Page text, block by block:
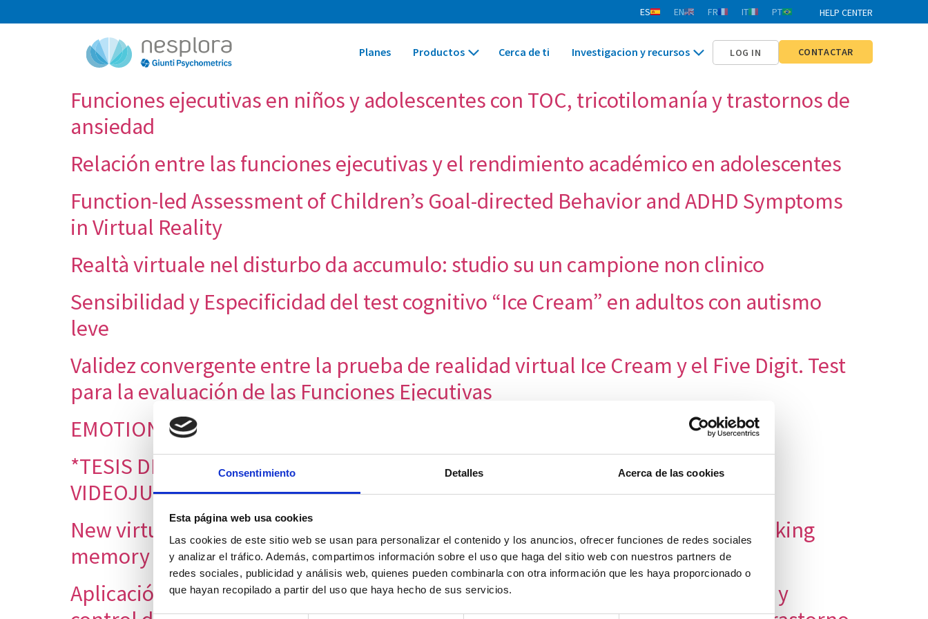
Consentimiento Detalles Acerca de las cookies
Esta página web usa cookies
Las cookies de este sitio web se usan para personalizar el contenido y los anuncios, ofrecer funciones de redes sociales
y analizar el tráfico. Además, compartimos información sobre el uso que haga del sitio web con nuestros partners de
redes sociales, publicidad y análisis web, quienes pueden combinarla con otra información que les haya proporcionado o
que hayan recopilado a partir del uso que haya hecho de sus servicios.
HELP CENTER
ES EN FR IT PT
Planes Productos Cerca de ti Investigacion y recursos LOG IN CONTACTAR
Funciones ejecutivas en niños y adolescentes con TOC, tricotilomanía y trastornos de
ansiedad
Relación entre las funciones ejecutivas y el rendimiento académico en adolescentes
Function-led Assessment of Children’s Goal-directed Behavior and ADHD Symptoms
in Virtual Reality
Realtà virtuale nel disturbo da accumulo: studio su un campione non clinico
Sensibilidad y Especificidad del test cognitivo “Ice Cream” en adultos con autismo
leve
Validez convergente entre la prueba de realidad virtual Ice Cream y el Five Digit. Test
para la evaluación de las Funciones Ejecutivas
EMOTIONS, MEMORIES AND OBLIVION
*TESIS DE GRADO EVALUACIÓN DE MEMORIA VISUAL HACIENDO USO DE
VIDEOJUEGO CON AMBIENTE DE REALIDAD VIRTUAL
New virtual reality tool (Nesplora Aquarium) for assessing attention and working
memory in adults: A normative study
Aplicación de realidad virtual (Nesplora Aquarium) en la valoración cognitiva y